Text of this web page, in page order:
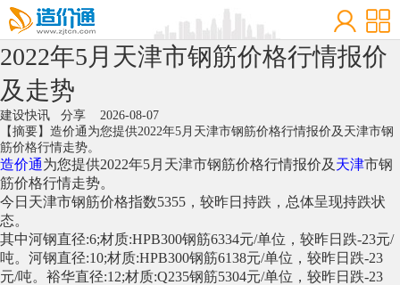
2022年5月天津市钢筋价格行情报价
及走势
建设快讯 分享 2026-08-07
【摘要】造价通为您提供2022年5月天津市钢筋价格行情报价及天津市钢
筋价格行情走势。
造价通为您提供2022年5月天津市钢筋价格行情报价及 天津市钢
筋价格行情走势。
今日天津市钢筋价格指数5355，较昨日持跌，总体呈现持跌状
态。
其中河钢直径:6;材质:HPB300钢筋6334元/单位，较昨日跌-23元/
吨。河钢直径:10;材质:HPB300钢筋6138元/单位，较昨日跌-23
元/吨。裕华直径:12;材质:Q235钢筋5304元/单位，较昨日跌-23